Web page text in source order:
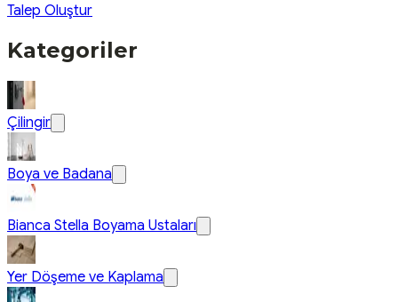
Talep Oluştur
Kategoriler
Çilingir
Boya ve Badana
Bianca Stella Boyama Ustaları
Yer Döşeme ve Kaplama